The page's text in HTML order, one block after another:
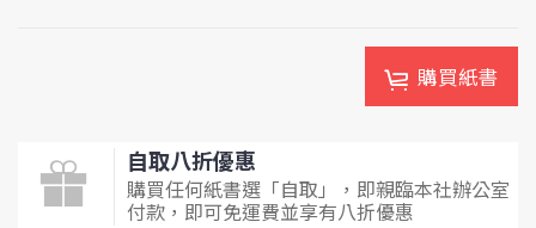
購買紙書
自取八折優惠
購買任何紙書選「自取」，即親臨本社辦公室
付款，即可免運費並享有八折優惠